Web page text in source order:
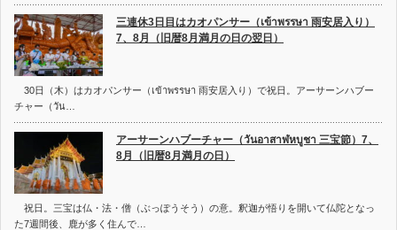
三連休3日目はカオパンサー（เข้าพรรษา 雨安居入り）
7、8月（旧暦8月満月の日の翌日）
30日（木）はカオパンサー（เข้าพรรษา 雨安居入り）で祝日。アーサーンハブー
チャー（วัน…
アーサーンハブーチャー（วันอาสาฬหบูชา 三宝節）7、
8月（旧暦8月満月の日）
祝日。三宝は仏・法・僧（ぶっぽうそう）の意。釈迦が悟りを開いて仏陀となっ
た7週間後、鹿が多く住んで…